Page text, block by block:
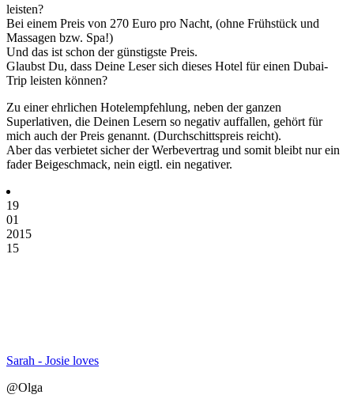
leisten?
Bei einem Preis von 270 Euro pro Nacht, (ohne Frühstück und
Massagen bzw. Spa!)
Und das ist schon der günstigste Preis.
Glaubst Du, dass Deine Leser sich dieses Hotel für einen Dubai-
Trip leisten können?
Zu einer ehrlichen Hotelempfehlung, neben der ganzen
Superlativen, die Deinen Lesern so negativ auffallen, gehört für
mich auch der Preis genannt. (Durchschittspreis reicht).
Aber das verbietet sicher der Werbevertrag und somit bleibt nur ein
fader Beigeschmack, nein eigtl. ein negativer.
19
01
2015
15
Sarah - Josie loves
@Olga